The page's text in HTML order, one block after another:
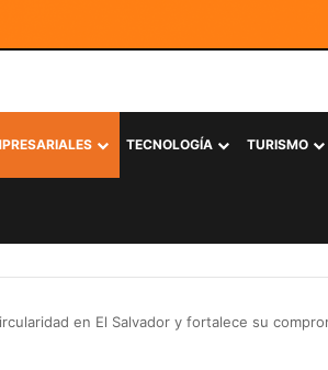
TECNOLOGÍA TURISMO
en El Salvador y fortalece su